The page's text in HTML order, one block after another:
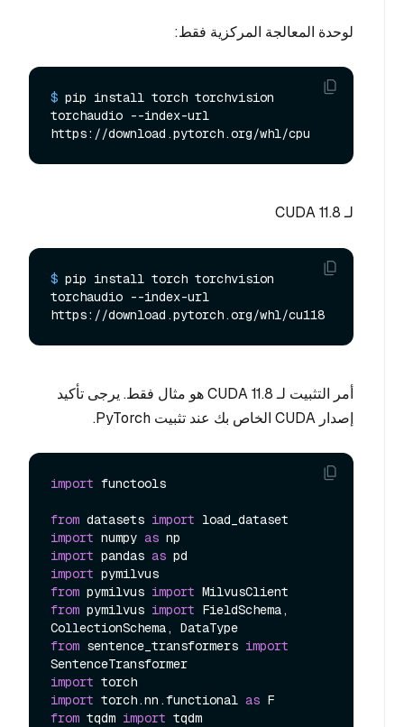
لوحدة المعالجة المركزية فقط:
$ pip install torch torchvision
torchaudio --index-url
https://download.pytorch.org/whl/cpu
لـ CUDA 11.8
$ pip install torch torchvision
torchaudio --index-url
https://download.pytorch.org/whl/cu118
أمر التثبيت لـ CUDA 11.8 هو مثال فقط. يرجى تأكيد
إصدار CUDA الخاص بك عند تثبيت PyTorch.
import functools
from datasets import
import numpy as
import pandas as
import
from pymilvus import
from pymilvus import FieldSchema,
from sentence_transformers import
import
import torch.nn.functional as
from tqdm import